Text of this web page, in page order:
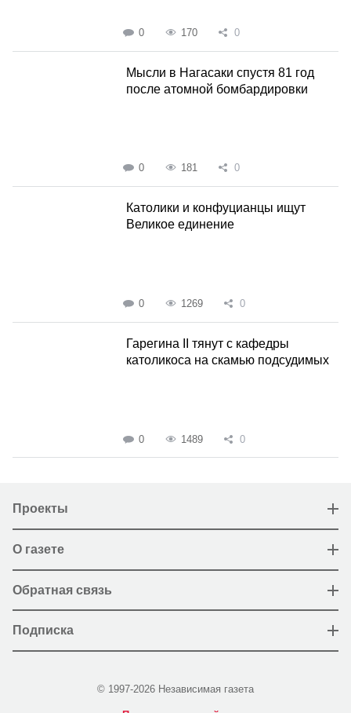
0 170 0
Мысли в Нагасаки спустя 81 год
после атомной бомбардировки
0 181 0
Католики и конфуцианцы ищут
Великое единение
0 1269 0
Гарегина II тянут с кафедры
католикоса на скамью подсудимых
0 1489 0
Проекты
О газете
Обратная связь
Подписка
© 1997-2026 Независимая газета